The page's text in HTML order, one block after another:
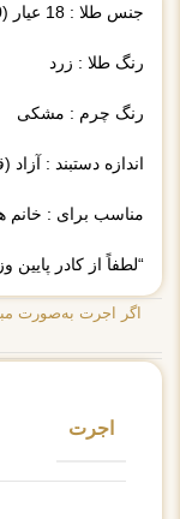
جنس طلا : 18 عیار (750)
رنگ طلا : زرد
رنگ چرم : مشکی
اندازه دستبند : آزاد
مناسب برای : خانم
“لطفاً از کادر
اگر اجرت به‌صورت
اجرت